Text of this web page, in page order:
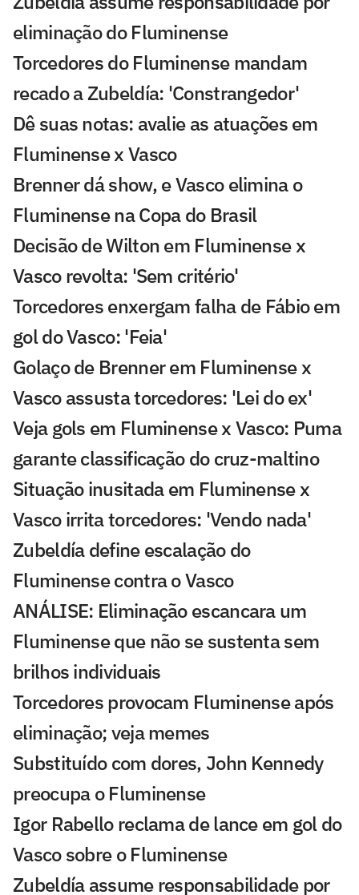
eliminação do Fluminense
Torcedores do Fluminense mandam
recado a Zubeldía: 'Constrangedor'
Dê suas notas: avalie as atuações em
Fluminense x Vasco
Brenner dá show, e Vasco elimina o
Fluminense na Copa do Brasil
Decisão de Wilton em Fluminense x
Vasco revolta: 'Sem critério'
Torcedores enxergam falha de Fábio em
gol do Vasco: 'Feia'
Golaço de Brenner em Fluminense x
Vasco assusta torcedores: 'Lei do ex'
Veja gols em Fluminense x Vasco: Puma
garante classificação do cruz-maltino
Situação inusitada em Fluminense x
Vasco irrita torcedores: 'Vendo nada'
Zubeldía define escalação do
Fluminense contra o Vasco
ANÁLISE: Eliminação escancara um
Fluminense que não se sustenta sem
brilhos individuais
Torcedores provocam Fluminense após
eliminação; veja memes
Substituído com dores, John Kennedy
preocupa o Fluminense
Igor Rabello reclama de lance em gol do
Vasco sobre o Fluminense
Zubeldía assume responsabilidade por